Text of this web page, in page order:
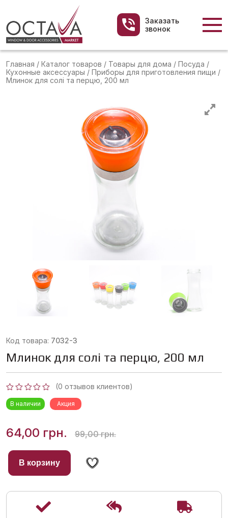
Заказать
звонок
Главная / Каталог товаров / Товары для дома / Посуда /
Кухонные аксессуары / Приборы для приготовления пищи /
Млинок для солі та перцю, 200 мл
Код товара: 7032-3
Млинок для солі та перцю, 200 мл
Оценка
0
из
(0 отзывов клиентов)
В наличии Акция
99,00грн.
Первоначальная
цена
составляла
99,00 грн..
64,00 грн.
Текущая
цена:
64,00 грн..
В корзину